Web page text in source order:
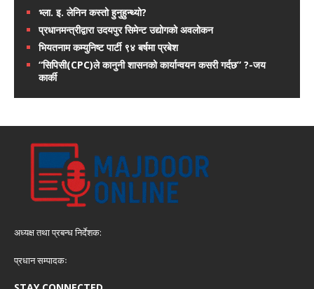
भ्ला. इ. लेनिन कस्तो हुनुहुन्थ्यो?
प्रधानमन्त्रीद्वारा उदयपुर सिमेन्ट उद्योगको अवलोकन
भियतनाम कम्युनिष्ट पार्टी ९४ बर्षमा प्रबेश
“सिपिसी(CPC)ले कानुनी शासनको कार्यान्वयन कसरी गर्दछ” ?-जय
कार्की
अध्यक्ष तथा प्रबन्ध निर्देशक:
प्रधान सम्पादकः